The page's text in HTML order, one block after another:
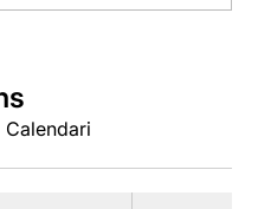
Calendari